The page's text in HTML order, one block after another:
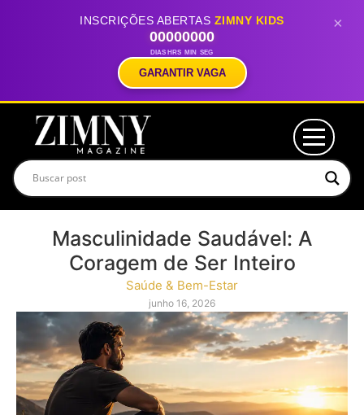
INSCRIÇÕES ABERTAS ZIMNY KIDS
00
DIAS
00
HRS
00
MIN
00
SEG
GARANTIR VAGA
×
Masculinidade Saudável: A
Coragem de Ser Inteiro
Saúde & Bem-Estar
junho 16, 2026